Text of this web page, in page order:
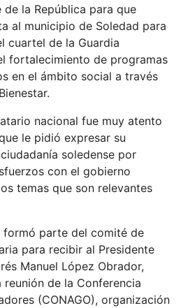
la República para que
al municipio de Soledad para
cuartel de la Guardia
fortalecimiento de programas
en el ámbito social a través
nacional fue muy atento
le pidió expresar su
soledense por
con el gobierno
temas que son relevantes
formó parte del comité de
para recibir al Presidente
Manuel López Obrador,
de la Conferencia
(CONAGO), organización